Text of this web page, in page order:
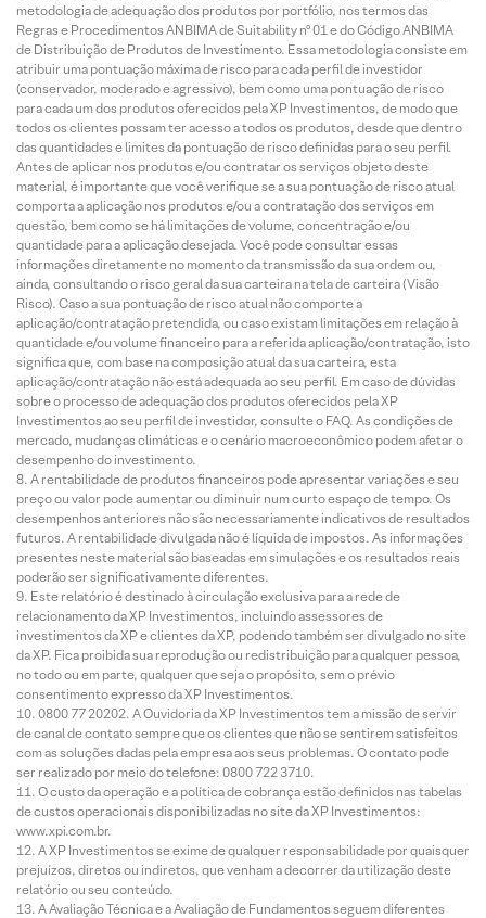
metodologia de adequação dos produtos por portfólio, nos termos das
Regras e Procedimentos ANBIMA de Suitability nº 01 e do Código ANBIMA
de Distribuição de Produtos de Investimento. Essa metodologia consiste em
atribuir uma pontuação máxima de risco para cada perfil de investidor
(conservador, moderado e agressivo), bem como uma pontuação de risco
para cada um dos produtos oferecidos pela XP Investimentos, de modo que
todos os clientes possam ter acesso a todos os produtos, desde que dentro
das quantidades e limites da pontuação de risco definidas para o seu perfil.
Antes de aplicar nos produtos e/ou contratar os serviços objeto deste
material, é importante que você verifique se a sua pontuação de risco atual
comporta a aplicação nos produtos e/ou a contratação dos serviços em
questão, bem como se há limitações de volume, concentração e/ou
quantidade para a aplicação desejada. Você pode consultar essas
informações diretamente no momento da transmissão da sua ordem ou,
ainda, consultando o risco geral da sua carteira na tela de carteira (Visão
Risco). Caso a sua pontuação de risco atual não comporte a
aplicação/contratação pretendida, ou caso existam limitações em relação à
quantidade e/ou volume financeiro para a referida aplicação/contratação, isto
significa que, com base na composição atual da sua carteira, esta
aplicação/contratação não está adequada ao seu perfil. Em caso de dúvidas
sobre o processo de adequação dos produtos oferecidos pela XP
Investimentos ao seu perfil de investidor, consulte o FAQ. As condições de
mercado, mudanças climáticas e o cenário macroeconômico podem afetar o
desempenho do investimento.
A rentabilidade de produtos financeiros pode apresentar variações e seu
preço ou valor pode aumentar ou diminuir num curto espaço de tempo. Os
desempenhos anteriores não são necessariamente indicativos de resultados
futuros. A rentabilidade divulgada não é líquida de impostos. As informações
presentes neste material são baseadas em simulações e os resultados reais
poderão ser significativamente diferentes.
Este relatório é destinado à circulação exclusiva para a rede de
relacionamento da XP Investimentos, incluindo assessores de
investimentos da XP e clientes da XP, podendo também ser divulgado no site
da XP. Fica proibida sua reprodução ou redistribuição para qualquer pessoa,
no todo ou em parte, qualquer que seja o propósito, sem o prévio
consentimento expresso da XP Investimentos.
0800 77 20202. A Ouvidoria da XP Investimentos tem a missão de servir
de canal de contato sempre que os clientes que não se sentirem satisfeitos
com as soluções dadas pela empresa aos seus problemas. O contato pode
ser realizado por meio do telefone: 0800 722 3710.
O custo da operação e a política de cobrança estão definidos nas tabelas
de custos operacionais disponibilizadas no site da XP Investimentos:
www.xpi.com.br.
A XP Investimentos se exime de qualquer responsabilidade por quaisquer
prejuízos, diretos ou indiretos, que venham a decorrer da utilização deste
relatório ou seu conteúdo.
A Avaliação Técnica e a Avaliação de Fundamentos seguem diferentes